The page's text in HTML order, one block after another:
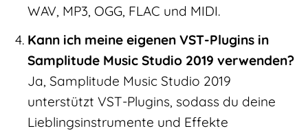
WAV, MP3, OGG, FLAC und MIDI.
Kann ich meine eigenen VST-Plugins in
Samplitude Music Studio 2019 verwenden?
Ja, Samplitude Music Studio 2019
unterstützt VST-Plugins, sodass du deine
Lieblingsinstrumente und Effekte